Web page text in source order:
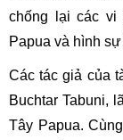
chống lại các
Papua và hình
Các tác giả của
Buchtar Tabuni,
Tây Papua.